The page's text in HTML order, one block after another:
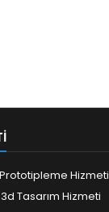
Prototipleme Hizmeti
Tasarım Hizmeti